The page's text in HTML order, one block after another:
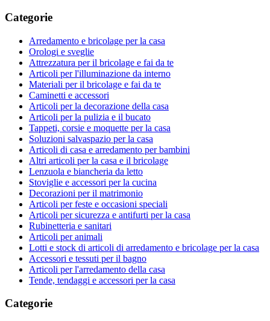
Categorie
Arredamento e bricolage per la casa
Orologi e sveglie
Attrezzatura per il bricolage e fai da te
Articoli per l'illuminazione da interno
Materiali per il bricolage e fai da te
Caminetti e accessori
Articoli per la decorazione della casa
Articoli per la pulizia e il bucato
Tappeti, corsie e moquette per la casa
Soluzioni salvaspazio per la casa
Articoli di casa e arredamento per bambini
Altri articoli per la casa e il bricolage
Lenzuola e biancheria da letto
Stoviglie e accessori per la cucina
Decorazioni per il matrimonio
Articoli per feste e occasioni speciali
Articoli per sicurezza e antifurti per la casa
Rubinetteria e sanitari
Articoli per animali
Lotti e stock di articoli di arredamento e bricolage per la casa
Accessori e tessuti per il bagno
Articoli per l'arredamento della casa
Tende, tendaggi e accessori per la casa
Categorie